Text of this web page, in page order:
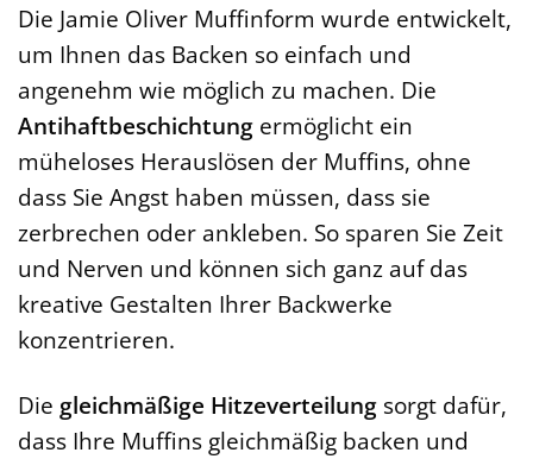
Die Jamie Oliver Muffinform wurde entwickelt,
um Ihnen das Backen so einfach und
angenehm wie möglich zu machen. Die
Antihaftbeschichtung ermöglicht ein
müheloses Herauslösen der Muffins, ohne
dass Sie Angst haben müssen, dass sie
zerbrechen oder ankleben. So sparen Sie Zeit
und Nerven und können sich ganz auf das
kreative Gestalten Ihrer Backwerke
konzentrieren.
Die gleichmäßige Hitzeverteilung sorgt dafür,
dass Ihre Muffins gleichmäßig backen und